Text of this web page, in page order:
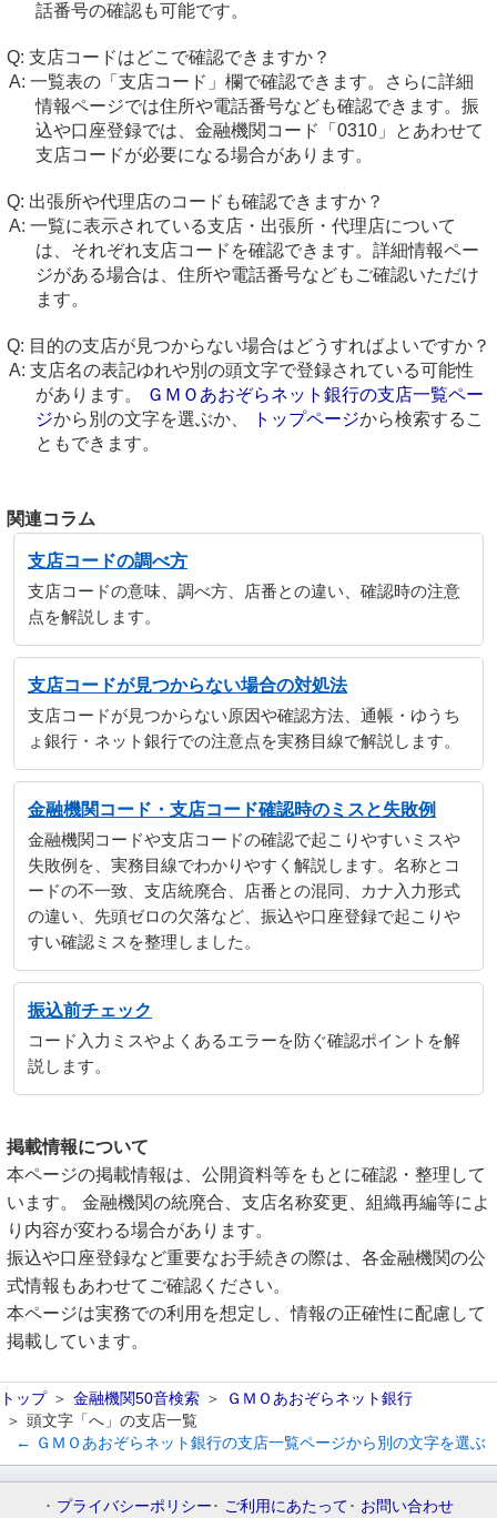
話番号の確認も可能です。
支店コードはどこで確認できますか？
一覧表の「支店コード」欄で確認できます。さらに詳細
情報ページでは住所や電話番号なども確認できます。振
込や口座登録では、金融機関コード「0310」とあわせて
支店コードが必要になる場合があります。
出張所や代理店のコードも確認できますか？
一覧に表示されている支店・出張所・代理店について
は、それぞれ支店コードを確認できます。詳細情報ペー
ジがある場合は、住所や電話番号などもご確認いただけ
ます。
目的の支店が見つからない場合はどうすればよいですか？
支店名の表記ゆれや別の頭文字で登録されている可能性
があります。
ＧＭＯあおぞらネット銀行の支店一覧ペー
ジから別の文字を選ぶか、 トップページから検索するこ
ともできます。
関連コラム
支店コードの調べ方
支店コードの意味、調べ方、店番との違い、確認時の注意
点を解説します。
支店コードが見つからない場合の対処法
支店コードが見つからない原因や確認方法、通帳・ゆうち
ょ銀行・ネット銀行での注意点を実務目線で解説します。
金融機関コード・支店コード確認時のミスと失敗例
金融機関コードや支店コードの確認で起こりやすいミスや
失敗例を、実務目線でわかりやすく解説します。名称とコ
ードの不一致、支店統廃合、店番との混同、カナ入力形式
の違い、先頭ゼロの欠落など、振込や口座登録で起こりや
すい確認ミスを整理しました。
振込前チェック
コード入力ミスやよくあるエラーを防ぐ確認ポイントを解
説します。
掲載情報について
本ページの掲載情報は、公開資料等をもとに確認・整理して
います。 金融機関の統廃合、支店名称変更、組織再編等によ
り内容が変わる場合があります。
振込や口座登録など重要なお手続きの際は、各金融機関の公
式情報もあわせてご確認ください。
本ページは実務での利用を想定し、情報の正確性に配慮して
掲載しています。
トップ 金融機関50音検索
ＧＭＯあおぞらネット銀行
頭文字「へ」の支店一覧
← ＧＭＯあおぞらネット銀行の支店一覧ページから別の文字を選ぶ
プライバシーポリシー ご利用にあたって お問い合わせ